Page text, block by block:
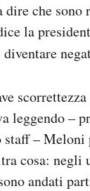
dire che sono
la
leggendo –
staff –
cosa:
andati